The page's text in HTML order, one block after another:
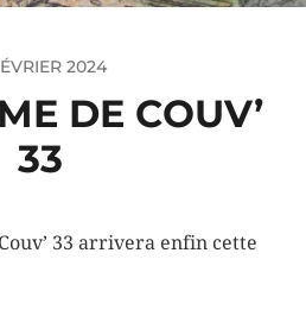
2024
DE COUV’
33
33 arrivera enfin cette